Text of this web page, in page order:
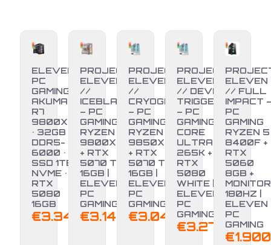
ELEVEN
PC
GAMING •
AKUMA •
R7
9800X3D
• 32GB
DDR5-
6000 •
SSD 1TB
NVME •
RTX
5080
16GB
€3.349,00
PROJECT
ELEVEN
//
ICEBLADE
– PC
GAMING
RYZEN 7
9800X3D
+ RTX
5070 TI
16GB |
ELEVEN
PC
GAMING
€3.149,00
PROJECT
ELEVEN
//
CRYOGEN
– PC
GAMING
RYZEN 7
9850X3D
+ RTX
5070 TI
16GB |
ELEVEN
PC
GAMING
€3.040,00
PROJECT
ELEVEN
// DEVIL
TRIGGER
– PC
GAMING
CORE
ULTRA 7
265K +
RTX
5080
WHITE |
ELEVEN
PC
GAMING
€3.279,00
ELEVEN
// FULL
IMPACT
PC
GAMING
RYZEN 5
8400F +
RTX
5060
8GB +
MONITOR
180HZ |
ELEVEN
PC
GAMING
€